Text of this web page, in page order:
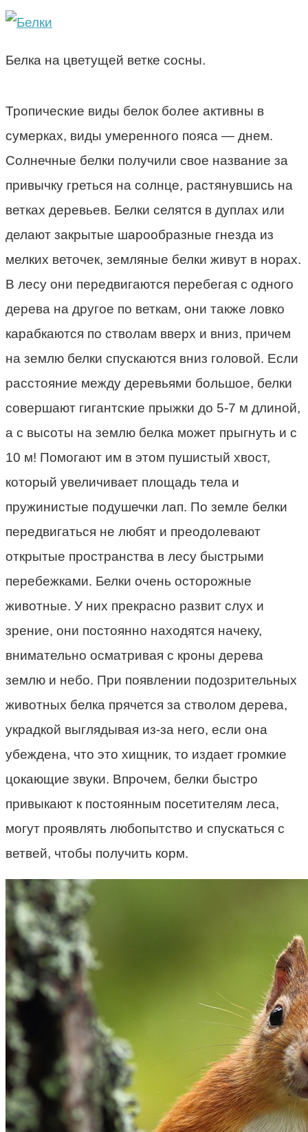
Белка на цветущей ветке сосны.
Тропические виды белок более активны в
сумерках, виды умеренного пояса — днем.
Солнечные белки получили свое название за
привычку греться на солнце, растянувшись на
ветках деревьев. Белки селятся в дуплах или
делают закрытые шарообразные гнезда из
мелких веточек, земляные белки живут в норах.
В лесу они передвигаются перебегая с одного
дерева на другое по веткам, они также ловко
карабкаются по стволам вверх и вниз, причем
на землю белки спускаются вниз головой. Если
расстояние между деревьями большое, белки
совершают гигантские прыжки до 5-7 м длиной,
а с высоты на землю белка может прыгнуть и с
10 м! Помогают им в этом пушистый хвост,
который увеличивает площадь тела и
пружинистые подушечки лап. По земле белки
передвигаться не любят и преодолевают
открытые пространства в лесу быстрыми
перебежками. Белки очень осторожные
животные. У них прекрасно развит слух и
зрение, они постоянно находятся начеку,
внимательно осматривая с кроны дерева
землю и небо. При появлении подозрительных
животных белка прячется за стволом дерева,
украдкой выглядывая из-за него, если она
убеждена, что это хищник, то издает громкие
цокающие звуки. Впрочем, белки быстро
привыкают к постоянным посетителям леса,
могут проявлять любопытство и спускаться с
ветвей, чтобы получить корм.